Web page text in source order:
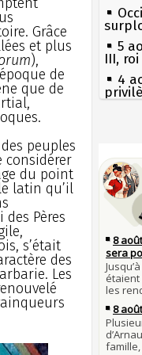
Grâce
et plus
),
de
que de
peuples
considérer
du point
latin qu’il
Pères
s’était
des
Les
5
III,
4
2
31
les
en
30
27
mort
son